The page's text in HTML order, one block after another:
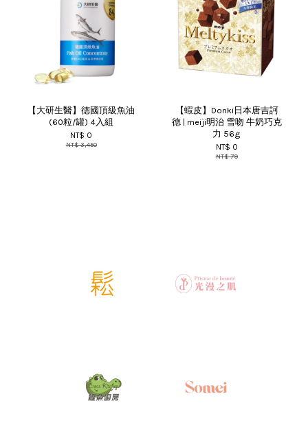
【大研生醫】德國頂級魚油
(60粒/罐) 4入組
NT$ 0
NT$ 3,450
【蝦皮】Donki日本唐吉訶
德 | meiji明治 雪吻 牛奶巧克
力 56g
NT$ 0
NT$ 79